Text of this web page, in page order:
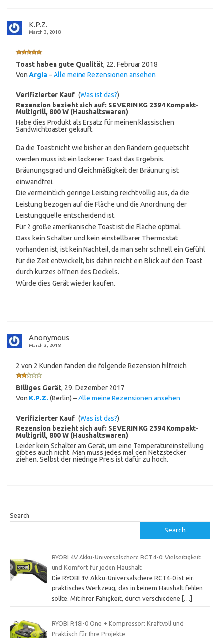
K.P.Z.
March 3, 2018
Toast haben gute Qualität, 22. Februar 2018
Von Argia–Alle meine Rezensionen ansehen
Verifizierter Kauf (Was ist das?)
Rezension bezieht sich auf: SEVERIN KG 2394 Kompakt-
Multigrill, 800 W (Haushaltswaren)
Habe dies Produkt als Ersatz für meinen klassischen
Sandwichtoaster gekauft.
Da die Toast nicht wie bisher an den Rändern gequetscht
werden muss ist ein lockerer Toast das Ergebnis.
Bräunungsgrad und Gleichmäßigkeit der Bräunung ist
einwandfrei.
Die vermeintlich geringe Leistung reicht völlig aus, da die
Leistung bezogen auf die Fläche und die Anordnung der
Leistungquelle entscheidend ist.
Für 2 große amerikanische Toast ist die Fläche optimal.
Dass kein Schalter und kein einstellbarer Thermostat
vorhanden ist, ist kein Nachteil, da man sehr schnell ein Gefühl
für die Zeit entwickelt, bis dahin reicht ein Blick auf den Toast
durch kurzes öffnen des Deckels.
Würde dies Gerät wieder kaufen.
Anonymous
March 3, 2018
2 von 2 Kunden fanden die folgende Rezension hilfreich
Billiges Gerät, 29. Dezember 2017
Von K.P.Z. (Berlin) –Alle meine Rezensionen ansehen
Verifizierter Kauf (Was ist das?)
Rezension bezieht sich auf: SEVERIN KG 2394 Kompakt-
Multigrill, 800 W (Haushaltswaren)
Leider kein Schalter am Gerät, um eine Temperatureinstellung
gibt es auch nicht. Man muss jedes mal den Netzstecker
ziehen. Selbst der niedrige Preis ist dafür zu hoch.
Search
Search
RYOBI 4V Akku-Universalschere RCT4-0: Vielseitigkeit
und Komfort für jeden Haushalt
Die RYOBI 4V Akku-Universalschere RCT4-0 ist ein
praktisches Werkzeug, das in keinem Haushalt fehlen
sollte. Mit ihrer Fähigkeit, durch verschiedene […]
RYOBI R18I-0 One + Kompressor: Kraftvoll und
Praktisch für Ihre Projekte